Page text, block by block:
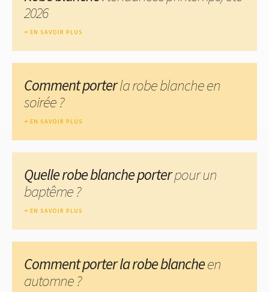
2026
EN SAVOIR PLUS
Comment porterla robe blanche en
soirée ?
EN SAVOIR PLUS
Quelle robe blanche porterpour un
baptême ?
EN SAVOIR PLUS
Comment porter la robe blancheen
automne ?